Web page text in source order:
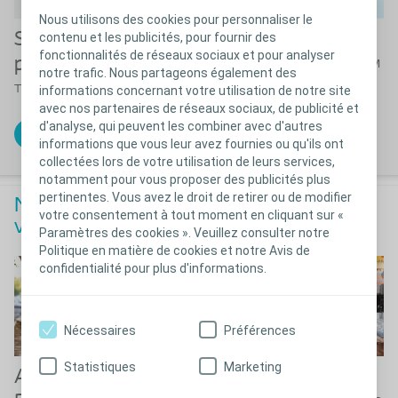
Nous utilisons des cookies pour personnaliser le
contenu et les publicités, pour fournir des
fonctionnalités de réseaux sociaux et pour analyser
notre trafic. Nous partageons également des
informations concernant votre utilisation de notre site
avec nos partenaires de réseaux sociaux, de publicité et
d'analyse, qui peuvent les combiner avec d'autres
informations que vous leur avez fournies ou qu'ils ont
collectées lors de votre utilisation de leurs services,
notamment pour vous proposer des publicités plus
pertinentes. Vous avez le droit de retirer ou de modifier
votre consentement à tout moment en cliquant sur «
Paramètres des cookies ». Veuillez consulter notre
Politique en matière de cookies et notre Avis de
confidentialité pour plus d'informations.
Nécessaires Préférences
Statistiques Marketing
Sonde urinaire
pour homme Luja
TM
Échantillons gratuits
Sonde urinaire
pour femme Luja
TM
Échantillons gratuits
Nos services spécialement conçus pour
vous
Autorééducation
Service au bon